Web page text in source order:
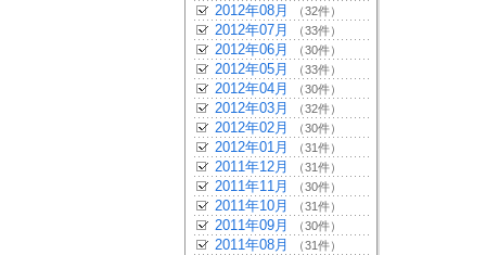
2012年08月 （32件）
2012年07月 （33件）
2012年06月 （30件）
2012年05月 （33件）
2012年04月 （30件）
2012年03月 （32件）
2012年02月 （30件）
2012年01月 （31件）
2011年12月 （31件）
2011年11月 （30件）
2011年10月 （31件）
2011年09月 （30件）
2011年08月 （31件）